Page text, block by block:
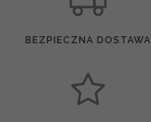
BEZPIECZNA DOSTAWA